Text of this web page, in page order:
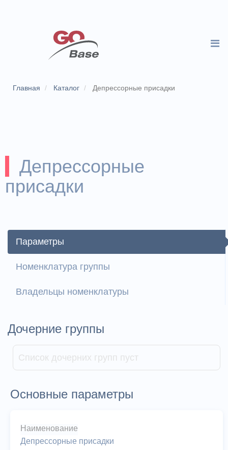
Главная Каталог Депрессорные присадки
Депрессорные
присадки
Параметры
Номенклатура группы
Владельцы номенклатуры
Дочерние группы
Список дочерних групп пуст
Основные параметры
Наименование
Депрессорные присадки